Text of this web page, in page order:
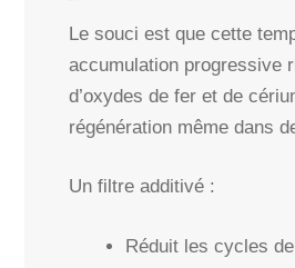
Le souci est que cette
accumulation progressive
d’oxydes de fer et de
régénération même dans
Un filtre additivé :
Réduit les cycles